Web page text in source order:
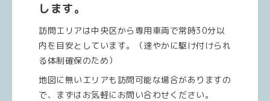
します。
訪問エリアは中央区から専用車両で常時30分以
内を目安としています。（速やかに駆け付けられ
る体制確保のため）
地図に無いエリアも訪問可能な場合がありますの
で、まずはお気軽にお問い合わせください。